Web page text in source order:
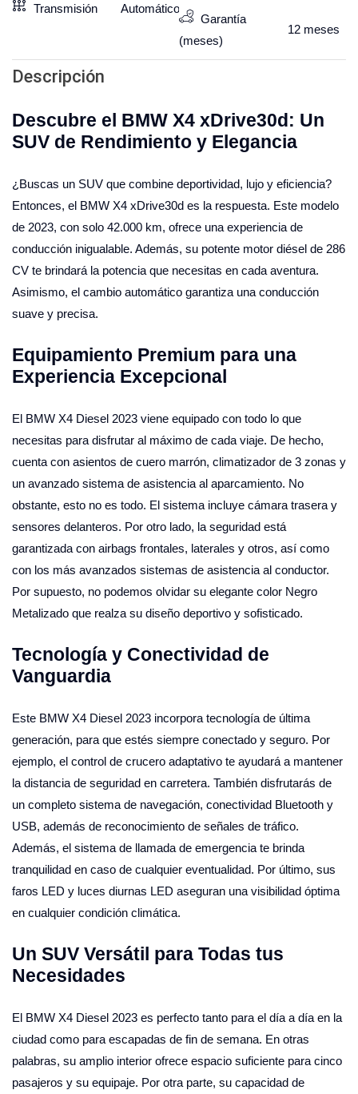
Transmisión Automático
Garantía
(meses)
12 meses
Descripción
Descubre el BMW X4 xDrive30d: Un
SUV de Rendimiento y Elegancia
¿Buscas un SUV que combine deportividad, lujo y eficiencia?
Entonces, el BMW X4 xDrive30d es la respuesta. Este modelo
de 2023, con solo 42.000 km, ofrece una experiencia de
conducción inigualable. Además, su potente motor diésel de 286
CV te brindará la potencia que necesitas en cada aventura.
Asimismo, el cambio automático garantiza una conducción
suave y precisa.
Equipamiento Premium para una
Experiencia Excepcional
El BMW X4 Diesel 2023 viene equipado con todo lo que
necesitas para disfrutar al máximo de cada viaje. De hecho,
cuenta con asientos de cuero marrón, climatizador de 3 zonas y
un avanzado sistema de asistencia al aparcamiento. No
obstante, esto no es todo. El sistema incluye cámara trasera y
sensores delanteros. Por otro lado, la seguridad está
garantizada con airbags frontales, laterales y otros, así como
con los más avanzados sistemas de asistencia al conductor.
Por supuesto, no podemos olvidar su elegante color Negro
Metalizado que realza su diseño deportivo y sofisticado.
Tecnología y Conectividad de
Vanguardia
Este BMW X4 Diesel 2023 incorpora tecnología de última
generación, para que estés siempre conectado y seguro. Por
ejemplo, el control de crucero adaptativo te ayudará a mantener
la distancia de seguridad en carretera. También disfrutarás de
un completo sistema de navegación, conectividad Bluetooth y
USB, además de reconocimiento de señales de tráfico.
Además, el sistema de llamada de emergencia te brinda
tranquilidad en caso de cualquier eventualidad. Por último, sus
faros LED y luces diurnas LED aseguran una visibilidad óptima
en cualquier condición climática.
Un SUV Versátil para Todas tus
Necesidades
El BMW X4 Diesel 2023 es perfecto tanto para el día a día en la
ciudad como para escapadas de fin de semana. En otras
palabras, su amplio interior ofrece espacio suficiente para cinco
pasajeros y su equipaje. Por otra parte, su capacidad de